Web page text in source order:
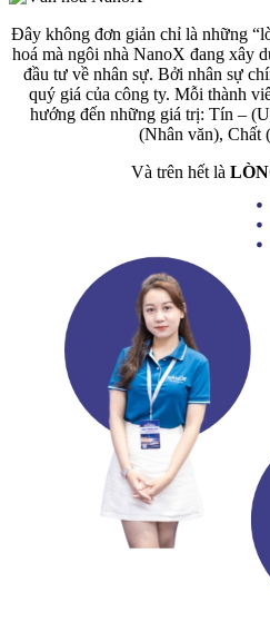
Đây không đơn giản chỉ là những
hoá mà ngôi nhà NanoX đang xây
đầu tư về nhân sự. Bởi nhân sự
quý giá của công ty. Mỗi thành
hướng đến những giá trị: Tín –
(Nhân văn), Chất
Và trên hết là